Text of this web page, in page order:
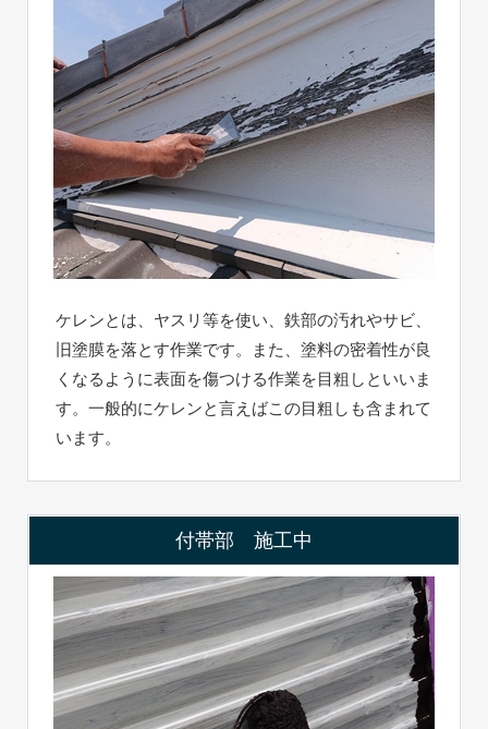
ケレンとは、ヤスリ等を使い、鉄部の汚れやサビ、
旧塗膜を落とす作業です。また、塗料の密着性が良
くなるように表面を傷つける作業を目粗しといいま
す。一般的にケレンと言えばこの目粗しも含まれて
います。
付帯部 施工中